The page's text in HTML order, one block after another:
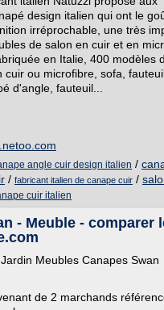
design italien qui ont le
irréprochable, une très
de salon en cuir et en
en Italie, 400 modèles
cuir ou microfibre, sofa,
d'angle, fauteuil...
angle cuir design italien /
/ fabricant italien de canape cuir /
cuir italien
- Meuble - comparer
Meubles Canapes Swan
de 2 marchands